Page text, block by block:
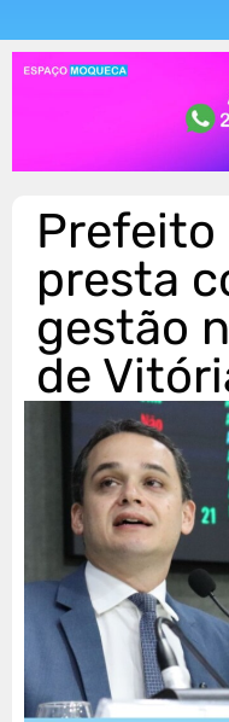
Prefeito
presta
gestão
de